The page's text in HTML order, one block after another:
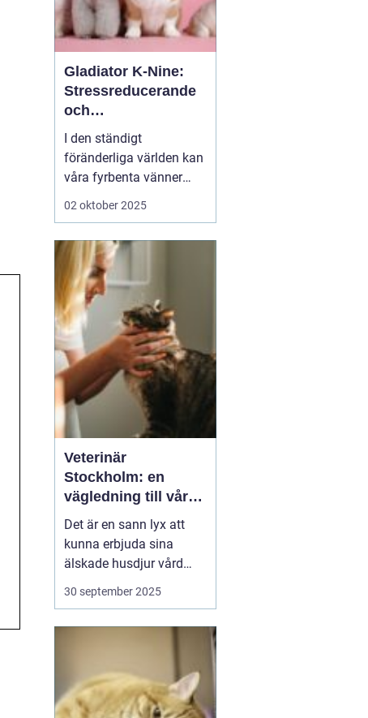
Gladiator K-Nine:
Stressreducerande
och
ångestdämpande
hundhalsband
I den ständigt
föränderliga världen kan
våra fyrbenta vänner
uppleva att livet blir
mänskliga problem;
många hundägare kan
intyga att d...
02 oktober 2025
Veterinär
Stockholm: en
vägledning till vård i
hemmiljö
Det är en sann lyx att
kunna erbjuda sina
älskade husdjur vård
direkt i hemmet. I
storstaden, där tiden
professionell veterinär
en högst v&aum...
30 september 2025